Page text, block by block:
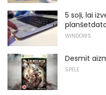
5 soļi, lai
WINDOWS
Desmit
SPĒLE